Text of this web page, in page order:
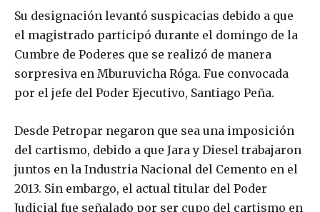
Su designación levantó suspicacias debido a que
el magistrado participó durante el domingo de la
Cumbre de Poderes que se realizó de manera
sorpresiva en Mburuvicha Róga. Fue convocada
por el jefe del Poder Ejecutivo, Santiago Peña.
Desde Petropar negaron que sea una imposición
del cartismo, debido a que Jara y Diesel trabajaron
juntos en la Industria Nacional del Cemento en el
2013. Sin embargo, el actual titular del Poder
Judicial fue señalado por ser cupo del cartismo en